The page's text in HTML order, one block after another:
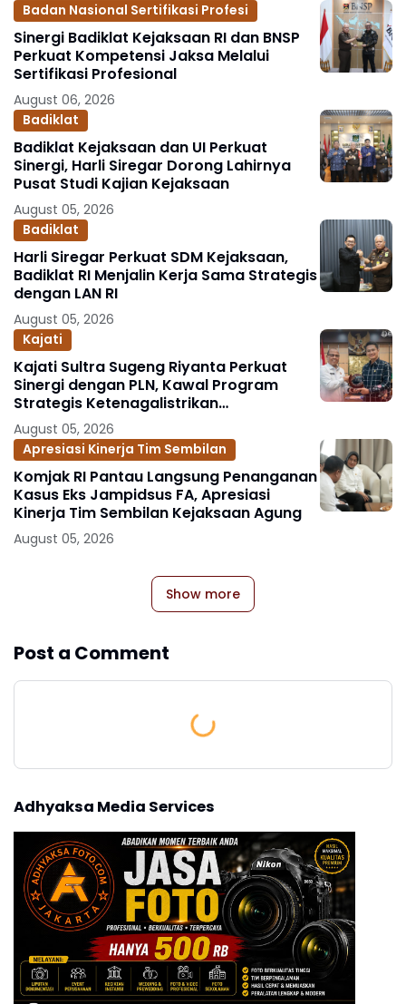
Badan Nasional Sertifikasi Profesi
Sinergi Badiklat Kejaksaan RI dan BNSP
Perkuat Kompetensi Jaksa Melalui
Sertifikasi Profesional
August 06, 2026
Badiklat
Badiklat Kejaksaan dan UI Perkuat
Sinergi, Harli Siregar Dorong Lahirnya
Pusat Studi Kajian Kejaksaan
August 05, 2026
Badiklat
Harli Siregar Perkuat SDM Kejaksaan,
Badiklat RI Menjalin Kerja Sama Strategis
dengan LAN RI
August 05, 2026
Kajati
Kajati Sultra Sugeng Riyanta Perkuat
Sinergi dengan PLN, Kawal Program
Strategis Ketenagalistrikan
Berlandaskan Kepastian Hukum
August 05, 2026
Apresiasi Kinerja Tim Sembilan
Komjak RI Pantau Langsung Penanganan
Kasus Eks Jampidsus FA, Apresiasi
Kinerja Tim Sembilan Kejaksaan Agung
August 05, 2026
Show more
Post a Comment
Adhyaksa Media Services